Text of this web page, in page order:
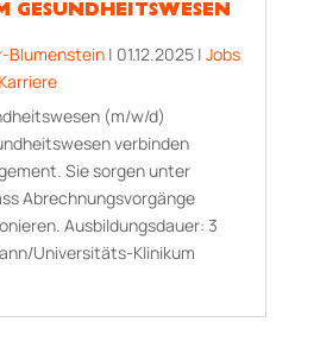
GESUNDHEITSWESEN
Blumenstein| 01.12.2025| Jobs
Karriere
(m/w/d)
verbinden
Sie sorgen unter
Abrechnungsvorgänge
Aus­bildungs­dauer: 3
Universitäts-Klinikum